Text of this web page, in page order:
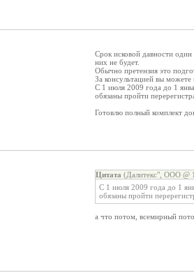
Срок исковой давности один
них не будет.
Обычно претензия это
За консультацией вы
С 1 июля 2009 года до 1
обязаны пройти
Готовлю полный комплект
Цитата (Далитекс", ООО @
С 1 июля 2009 года до 1
обязаны пройти
а что потом, всемирный